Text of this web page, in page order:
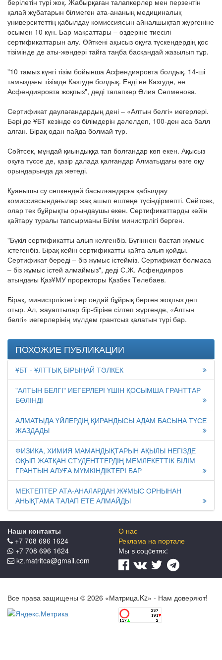
берілетін түрі жоқ. Жабырқаған талапкерлер мен перзентін
қалай жұбатарын білмеген ата-ананың медициналық
университеттің қабылдау комиссиясын айналшықтап жүргеніне
осымен 10 күн. Бар мақсаттары – өздеріне тиесілі
сертификаттарын алу. Өйткені ақысыз оқуға түскендердің қос
тізімінде де аты-жөндері тайға таңба басқандай жазылып тұр.
"10 тамыз күнгі тізім бойынша Асфендияровта болдық. 14-ші
тамыздағы тізімде Казгуде болдық. Енді не Казгуде, не
Асфендияровта жоқпыз", деді талапкер Әлия Сәлменова.
Сертификат даулағандардың дені – «Алтын белгі» иегерлері.
Бәрі де ҰБТ кезінде өз білімдерін дәлелдеп, 100-ден аса балл
алған. Бірақ одан пайда болмай тұр.
Сөйтсек, мұндай қиындыққа тап болғандар көп екен. Ақысыз
оқуға түссе де, қазір далада қалғандар Алматыдағы өзге оқу
орындарында да жетеді.
Қуанышы су сепкендей басылғандарға қабылдау
комиссиясындағылар жақ ашып ештеңе түсіндірмепті. Сөйтсек,
олар тек бұйрықты орындаушы екен. Сертификаттарды кейін
қайтару туралы тапсырманы Білім министрлігі берген.
"Бүкіл сертификатты алып келгенбіз. Бүгіннен бастап жұмыс
істегенбіз. Бірақ кейін сертификатты қайта алып қойды.
Сертификат береді – біз жұмыс істейміз. Сертификат болмаса
– біз жұмыс істей алмаймыз", деді С.Ж. Асфендияров
атындағы ҚазҰМУ проректоры Қазбек Төлебаев.
Бірақ, министрліктегілер ондай бұйрық берген жоқпыз деп
отыр. Ал, жауаптылар бір-біріне сілтеп жүргенде, «Алтын
белгі» иегерлерінің мүлдем грантсыз қалатын түрі бар.
ПОХОЖИЕ ПУБЛИКАЦИИ
ҰБТ - ҰЛТТЫҚ БІРЫҢАЙ ТӘЛКЕК
"АЛТЫН БЕЛГІ" ИЕГЕРЛЕРІ ҮШІН ҚОСЫМША ГРАНТТАР
БӨЛІНДІ
АЛМАТЫДА ҮЙЛЕРДІҢ ҚИРАНДЫСЫ АДАМ БАСЫНА ТҮСЕ
ЖАЗДАДЫ
ФИЗИКА, ХИМИЯ МАМАНДЫҚТАРЫН АҚЫЛЫ НЕГІЗДЕ
ОҚЫП ЖАТҚАН СТУДЕНТТЕРДІҢ МЕМЛЕКЕТТІК БІЛІМ
ГРАНТЫН АЛУҒА МҮМКІНДІКТЕРІ БАР
МЕКТЕПТЕР АТА-АНАЛАРДАН ЖҰМЫС ОРНЫНАН
АНЫҚТАМА ТАЛАП ЕТЕ АЛМАЙДЫ
Наши контакты
+7 708 696 1624
+7 708 696 1624
kz.matritca@gmail.com
О нас
Реклама на портале
Мы в соцcетях:
Все права защищены © 2026 «Матрица.Kz» - Нам доверяют!